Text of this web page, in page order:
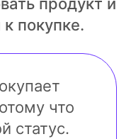
продукт и
покупке.
что
статус.